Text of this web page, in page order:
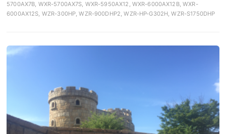
5700AX7B, WXR-5700AX7S, WXR-5950AX12, WXR-6000AX12B, WXR-
6000AX12S, WZR-300HP, WZR-900DHP2, WZR-HP-G302H, WZR-S1750DHP